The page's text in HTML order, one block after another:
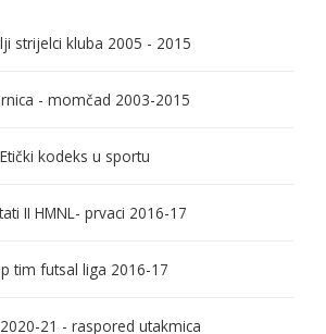
strijelci kluba 2005 - 2015
- momčad 2003-2015
Etički kodeks u sportu
II HMNL- prvaci 2016-17
tim futsal liga 2016-17
21 - raspored utakmica